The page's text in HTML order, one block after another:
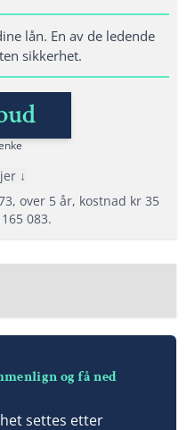
fra fast inntekt
namsmannen
kr
lån. En av de ledende
sikkerhet.
over 5 år, kostnad kr 35
083.
vil
forbrukslån
Ringerike Hadeland
og få ned
settes etter